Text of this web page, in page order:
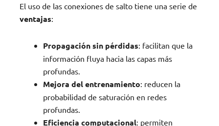
El uso de las conexiones de salto tiene una serie de
ventajas:
Propagación sin pérdidas: facilitan que la
información fluya hacia las capas más
profundas.
Mejora del entrenamiento: reducen la
probabilidad de saturación en redes
profundas.
Eficiencia computacional: permiten